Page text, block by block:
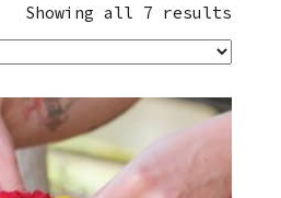
Showing all 7 results